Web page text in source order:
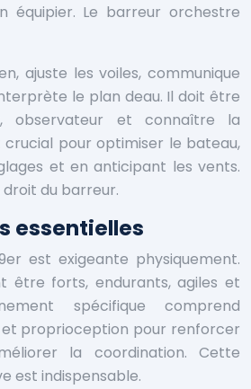
équipier. Le barreur orchestre
ajuste les voiles, communique
le plan deau. Il doit être
observateur et connaître la
crucial pour optimiser le bateau,
et en anticipant les vents.
du barreur.
essentielles
est exigeante physiquement.
être forts, endurants, agiles et
spécifique comprend
et proprioception pour renforcer
la coordination. Cette
est indispensable.